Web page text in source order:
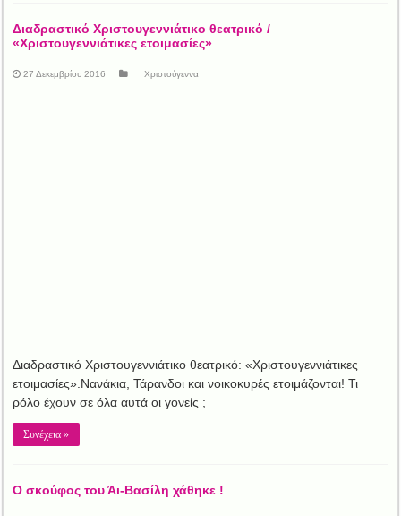
Διαδραστικό Χριστουγεννιάτικο θεατρικό /
«Χριστουγεννιάτικες ετοιμασίες»
27 Δεκεμβρίου 2016 Χριστούγεννα
Διαδραστικό Χριστουγεννιάτικο θεατρικό: «Χριστουγεννιάτικες
ετοιμασίες».Νανάκια, Τάρανδοι και νοικοκυρές ετοιμάζονται! Τι
ρόλο έχουν σε όλα αυτά οι γονείς ;
Συνέχεια »
Ο σκούφος του Άι-Βασίλη χάθηκε !